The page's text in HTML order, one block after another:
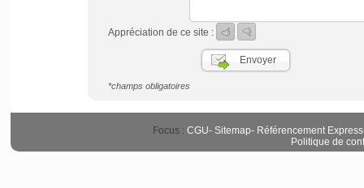
Appréciation de ce site :
*champs obligatoires
Focus : CGU- Sitemap- Référencement Express
Politique de